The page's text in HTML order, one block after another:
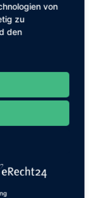
Anlage
50
jeweils
drei
von
zu
den